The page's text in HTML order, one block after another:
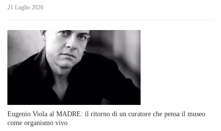
21 Luglio 2026
Eugenio Viola al MADRE: il ritorno di un curatore che pensa il museo
come organismo vivo